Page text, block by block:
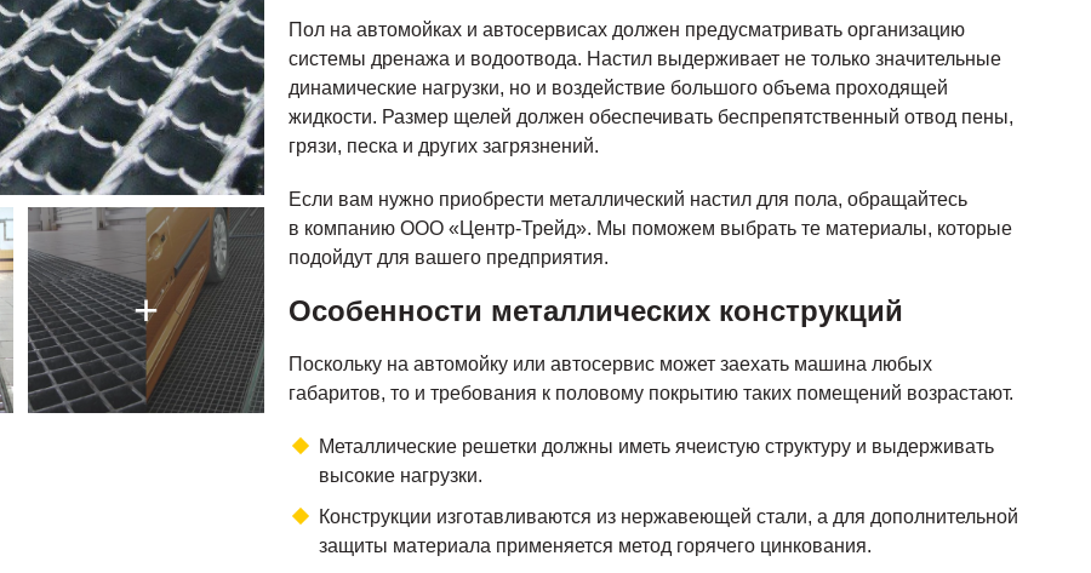
Пол на автомойках и автосервисах должен предусматривать организацию
системы дренажа и водоотвода. Настил выдерживает не только значительные
динамические нагрузки, но и воздействие большого объема проходящей
жидкости. Размер щелей должен обеспечивать беспрепятственный отвод пены,
грязи, песка и других загрязнений.
Если вам нужно приобрести металлический настил для пола, обращайтесь
в компанию ООО «Центр-Трейд». Мы поможем выбрать те материалы, которые
подойдут для вашего предприятия.
Особенности металлических конструкций
Поскольку на автомойку или автосервис может заехать машина любых
габаритов, то и требования к половому покрытию таких помещений возрастают.
Металлические решетки должны иметь ячеистую структуру и выдерживать
высокие нагрузки.
Конструкции изготавливаются из нержавеющей стали, а для дополнительной
защиты материала применяется метод горячего цинкования.